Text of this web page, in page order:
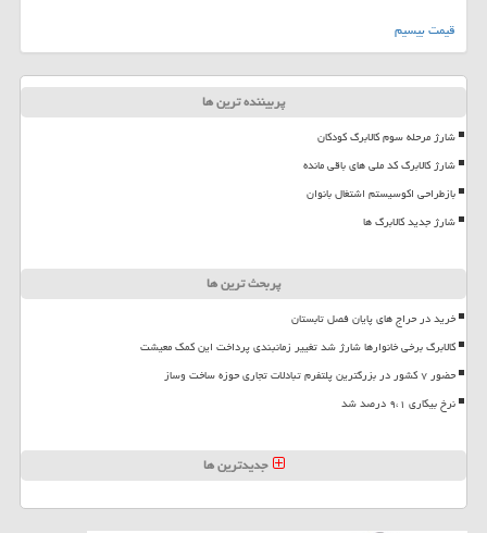
قیمت بیسیم
پربیننده ترین ها
شارژ مرحله سوم کالابرگ کودکان
شارژ کالابرگ کد ملی های باقی مانده
بازطراحی اکوسیستم اشتغال بانوان
شارژ جدید کالابرگ ها
پربحث ترین ها
خرید در حراج های پایان فصل تابستان
کالابرگ برخی خانوارها شارژ شد تغییر زمانبندی پرداخت این کمک معیشت
حضور ۷ کشور در بزرگترین پلتفرم تبادلات تجاری حوزه ساخت وساز
نرخ بیکاری ۹،۱ درصد شد
جدیدترین ها